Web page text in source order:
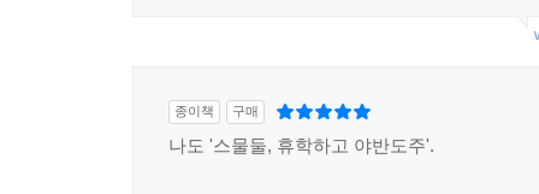
종이책 구매
나도 '스물둘, 휴학하고 야반도주'.